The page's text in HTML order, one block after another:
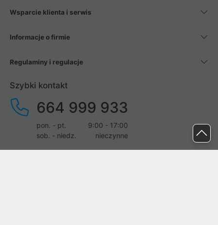
Wsparcie klienta i serwis
Informacje o firmie
Regulaminy i regulacje
Szybki kontakt
664 999 933
pon. - pt.
9:00 - 17:00
sob. - niedz.
nieczynne